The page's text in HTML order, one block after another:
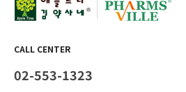
CALL CENTER
02-553-1323